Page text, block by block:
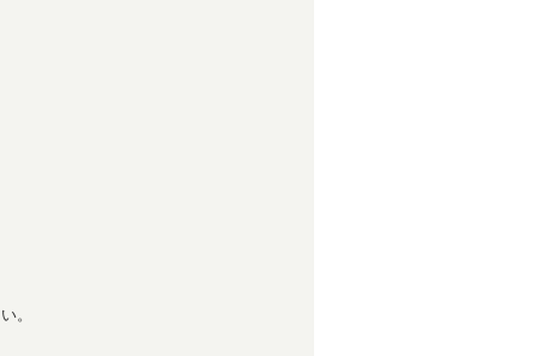
。